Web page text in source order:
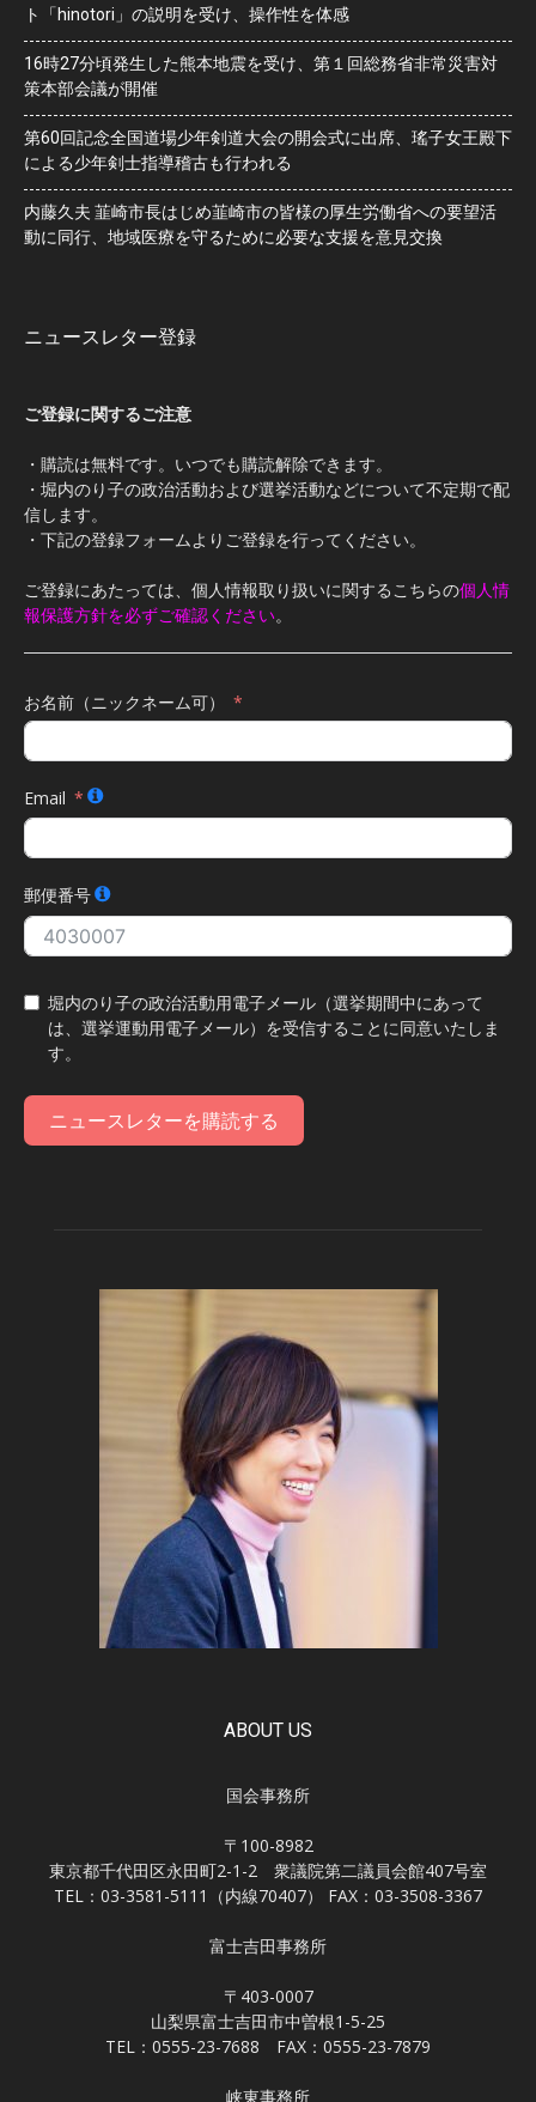
ト「hinotori」の説明を受け、操作性を体感
16時27分頃発生した熊本地震を受け、第１回総務省非常災害対
策本部会議が開催
第60回記念全国道場少年剣道大会の開会式に出席、瑤子女王殿下
による少年剣士指導稽古も行われる
内藤久夫 韮崎市長はじめ韮崎市の皆様の厚生労働省への要望活
動に同行、地域医療を守るために必要な支援を意見交換
ニュースレター登録
ご登録に関するご注意
・購読は無料です。いつでも購読解除できます。
・堀内のり子の政治活動および選挙活動などについて不定期で配
信します。
・下記の登録フォームよりご登録を行ってください。
ご登録にあたっては、個人情報取り扱いに関するこちらの個人情
報保護方針を必ずご確認ください。
お名前（ニックネーム可）
Email
郵便番号
堀内のり子の政治活動用電子メール（選挙期間中にあって
は、選挙運動用電子メール）を受信することに同意いたしま
す。
ニュースレターを購読する
ABOUT US
国会事務所
〒100-8982
東京都千代田区永田町2-1-2 衆議院第二議員会館407号室
TEL：03-3581-5111（内線70407） FAX：03-3508-3367
富士吉田事務所
〒403-0007
山梨県富士吉田市中曽根1-5-25
TEL：0555-23-7688 FAX：0555-23-7879
峡東事務所